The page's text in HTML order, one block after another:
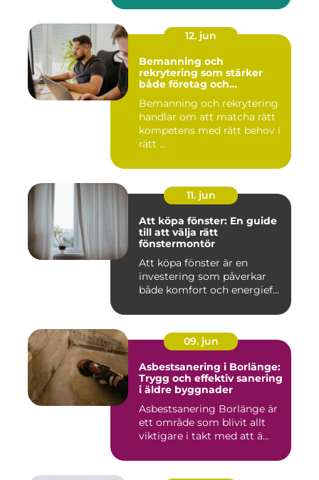
12. jun
Bemanning och
rekrytering som stärker
både företag och
Bemanning och rekrytering
handlar om att matcha rätt
kompetens med rätt behov i
rätt ...
11. jun
Att köpa fönster: En guide
till att välja rätt
fönstermontör
Att köpa fönster är en
investering som påverkar
både komfort och energief...
09. jun
Asbestsanering i Borlänge:
Trygg och effektiv sanering
i äldre byggnader
Asbestsanering Borlänge är
ett område som blivit allt
viktigare i takt med att ä...